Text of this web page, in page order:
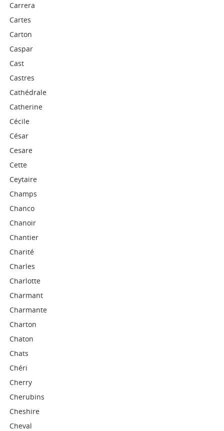
Carrera
Cartes
Carton
Caspar
Cast
Castres
Cathédrale
Catherine
Cécile
César
Cesare
Cette
Ceytaire
Champs
Chanco
Chanoir
Chantier
Charité
Charles
Charlotte
Charmant
Charmante
Charton
Chaton
Chats
Chéri
Cherry
Cherubins
Cheshire
Cheval